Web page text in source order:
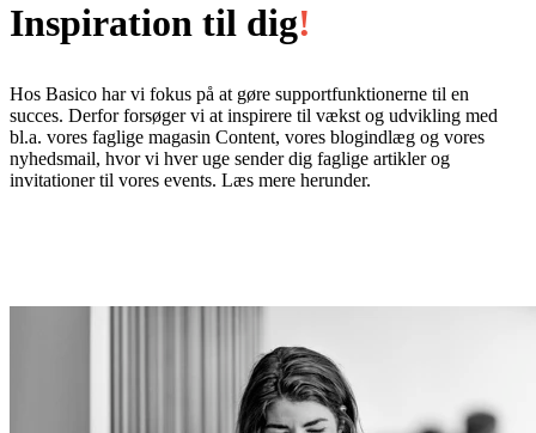
Inspiration til dig!
Hos Basico har vi fokus på at gøre supportfunktionerne til en
succes. Derfor forsøger vi at inspirere til vækst og udvikling med
bl.a. vores faglige magasin Content, vores blogindlæg og vores
nyhedsmail, hvor vi hver uge sender dig faglige artikler og
invitationer til vores events. Læs mere herunder.